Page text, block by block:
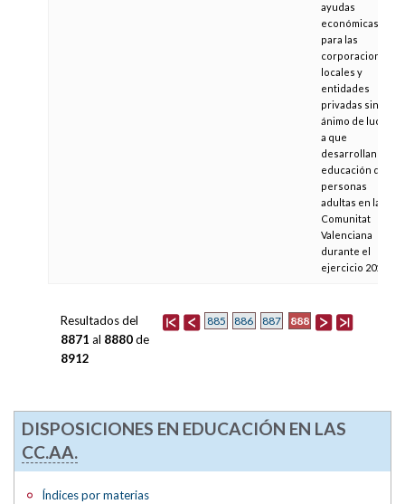
ayudas
económicas
para las
corporaciones
locales y
entidades
privadas sin
ánimo de lucro
a que
desarrollan la
educación de
personas
adultas en la
Comunitat
Valenciana
durante el
ejercicio 2010
885 886 887 888
Resultados del
8871 al 8880de
8912
DISPOSICIONES EN EDUCACIÓN EN LAS
CC.AA.
Índices por materias